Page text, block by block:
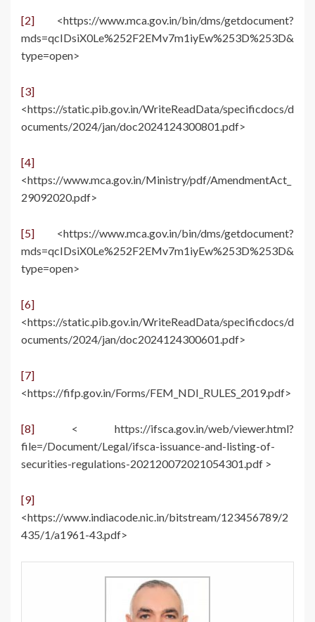
[2] <https://www.mca.gov.in/bin/dms/getdocument?
mds=qcIDsiX0Le%252F2EMv7m1iyEw%253D%253D&
type=open>
[3]
<https://static.pib.gov.in/WriteReadData/specificdocs/d
ocuments/2024/jan/doc2024124300801.pdf>
[4]
<https://www.mca.gov.in/Ministry/pdf/AmendmentAct_
29092020.pdf>
[5] <https://www.mca.gov.in/bin/dms/getdocument?
mds=qcIDsiX0Le%252F2EMv7m1iyEw%253D%253D&
type=open>
[6]
<https://static.pib.gov.in/WriteReadData/specificdocs/d
ocuments/2024/jan/doc2024124300601.pdf>
[7]
<https://fifp.gov.in/Forms/FEM_NDI_RULES_2019.pdf>
[8] < https://ifsca.gov.in/web/viewer.html?
file=/Document/Legal/ifsca-issuance-and-listing-of-
securities-regulations-202120072021054301.pdf >
[9]
<https://www.indiacode.nic.in/bitstream/123456789/2
435/1/a1961-43.pdf>